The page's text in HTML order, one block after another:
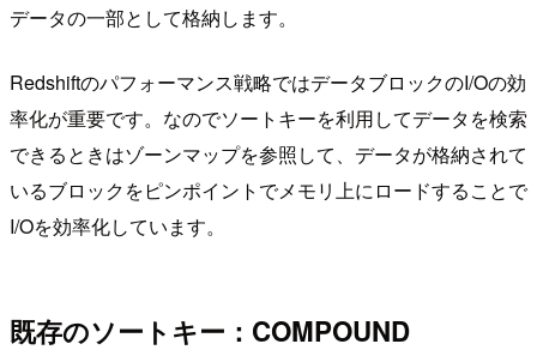
データの一部として格納します。
Redshiftのパフォーマンス戦略ではデータブロックのI/Oの効
率化が重要です。なのでソートキーを利用してデータを検索
できるときはゾーンマップを参照して、データが格納されて
いるブロックをピンポイントでメモリ上にロードすることで
I/Oを効率化しています。
既存のソートキー：COMPOUND